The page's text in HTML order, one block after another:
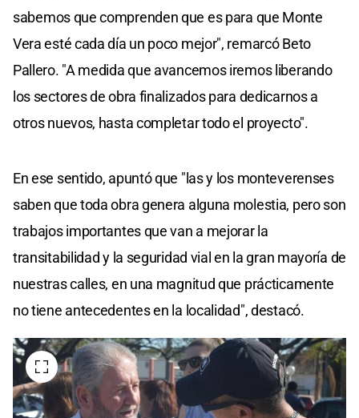
sabemos que comprenden que es para que Monte
Vera esté cada día un poco mejor", remarcó Beto
Pallero. "A medida que avancemos iremos liberando
los sectores de obra finalizados para dedicarnos a
otros nuevos, hasta completar todo el proyecto".
En ese sentido, apuntó que "las y los monteverenses
saben que toda obra genera alguna molestia, pero son
trabajos importantes que van a mejorar la
transitabilidad y la seguridad vial en la gran mayoría de
nuestras calles, en una magnitud que prácticamente
no tiene antecedentes en la localidad", destacó.